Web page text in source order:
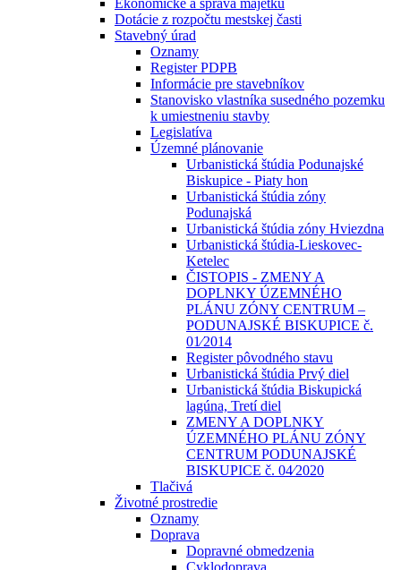
Ekonomické a správa majetku
Dotácie z rozpočtu mestskej časti
Stavebný úrad
Oznamy
Register PDPB
Informácie pre stavebníkov
Stanovisko vlastníka susedného pozemku
k umiestneniu stavby
Legislatíva
Územné plánovanie
Urbanistická štúdia Podunajské
Biskupice - Piaty hon
Urbanistická štúdia zóny
Podunajská
Urbanistická štúdia zóny Hviezdna
Urbanistická štúdia-Lieskovec-
Ketelec
ČISTOPIS - ZMENY A
DOPLNKY ÚZEMNÉHO
PLÁNU ZÓNY CENTRUM –
PODUNAJSKÉ BISKUPICE č.
01⁄2014
Register pôvodného stavu
Urbanistická štúdia Prvý diel
Urbanistická štúdia Biskupická
lagúna, Tretí diel
ZMENY A DOPLNKY
ÚZEMNÉHO PLÁNU ZÓNY
CENTRUM PODUNAJSKÉ
BISKUPICE č. 04⁄2020
Tlačivá
Životné prostredie
Oznamy
Doprava
Dopravné obmedzenia
Cyklodoprava